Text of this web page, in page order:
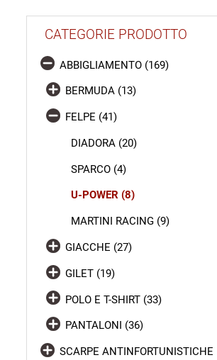
CATEGORIE PRODOTTO
ABBIGLIAMENTO (169)
BERMUDA (13)
FELPE (41)
DIADORA (20)
SPARCO (4)
U-POWER (8)
MARTINI RACING (9)
GIACCHE (27)
GILET (19)
POLO E T-SHIRT (33)
PANTALONI (36)
SCARPE ANTINFORTUNISTICHE